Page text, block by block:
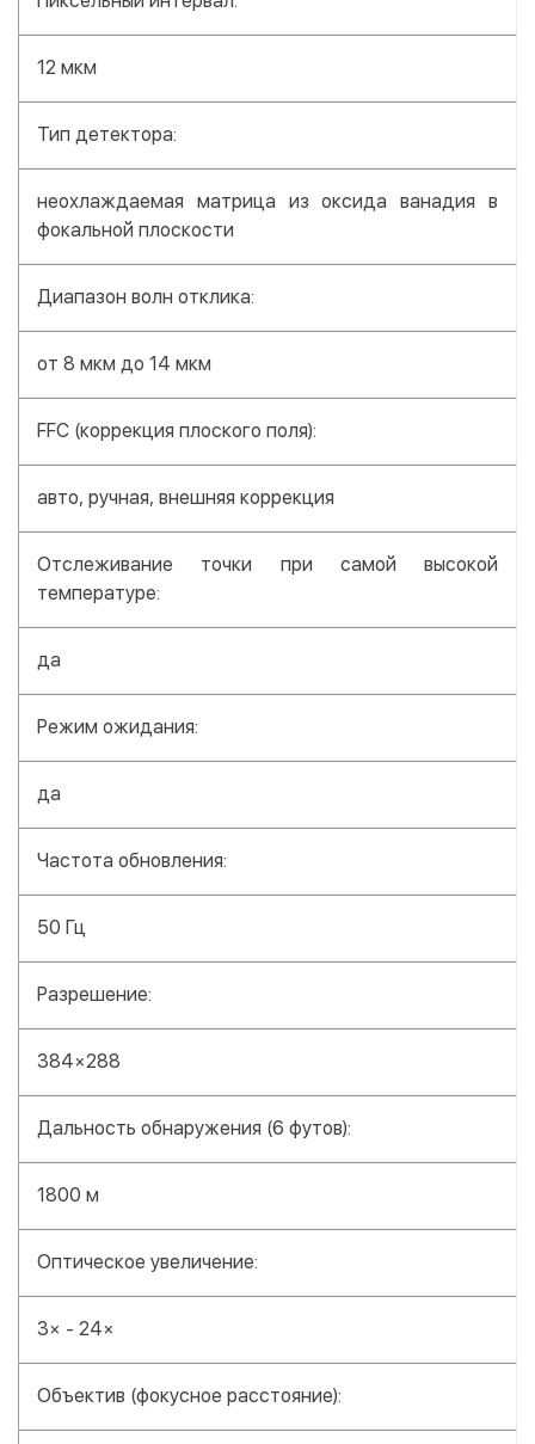
12 мкм
Тип детектора:
неохлаждаемая матрица из оксида ванадия в
фокальной плоскости
Диапазон волн отклика:
от 8 мкм до 14 мкм
FFC (коррекция плоского поля):
авто, ручная, внешняя коррекция
Отслеживание точки при самой высокой
температуре:
да
Режим ожидания:
да
Частота обновления:
50 Гц
Разрешение:
384×288
Дальность обнаружения (6 футов):
1800 м
Оптическое увеличение:
3× - 24×
Объектив (фокусное расстояние):